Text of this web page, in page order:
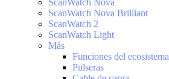
ScanWatch Nova
ScanWatch Nova Brilliant
ScanWatch 2
ScanWatch Light
Más
Funciones del
Pulseras